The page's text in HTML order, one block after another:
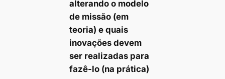
alterando o modelo
de missão (em
teoria) e quais
inovações devem
ser realizadas para
fazê-lo (na prática)